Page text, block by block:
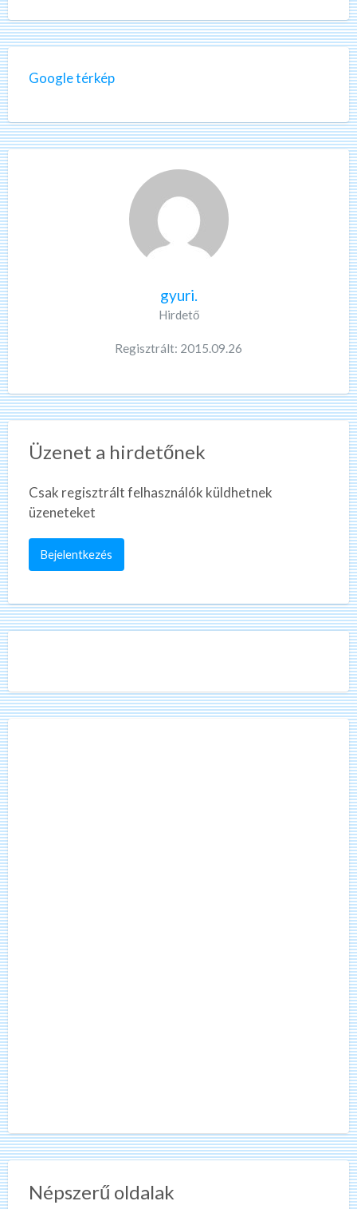
Google térkép
gyuri.
Hirdető
Regisztrált: 2015.09.26
Üzenet a hirdetőnek
Csak regisztrált felhasználók küldhetnek
üzeneteket
Bejelentkezés
Népszerű oldalak